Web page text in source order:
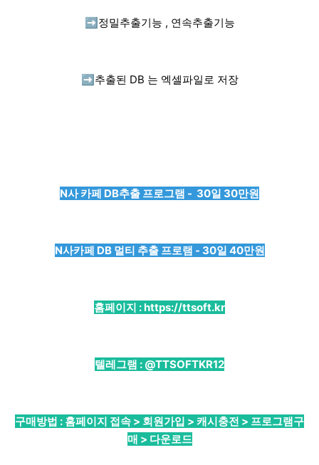
➡️ 정밀추출기능 , 연속추출기능
➡️ 추출된 DB 는 엑셀파일로 저장
N사 카페 DB추출 프로그램 - 30일 30만원
N사카페 DB 멀티 추출 프로램 - 30일 40만원
홈페이지 :https://ttsoft.kr
텔레그램 : @TTSOFTKR12
구매방법 : 홈페이지 접속 > 회원가입 > 캐시충전 > 프로그램구
매 > 다운로드